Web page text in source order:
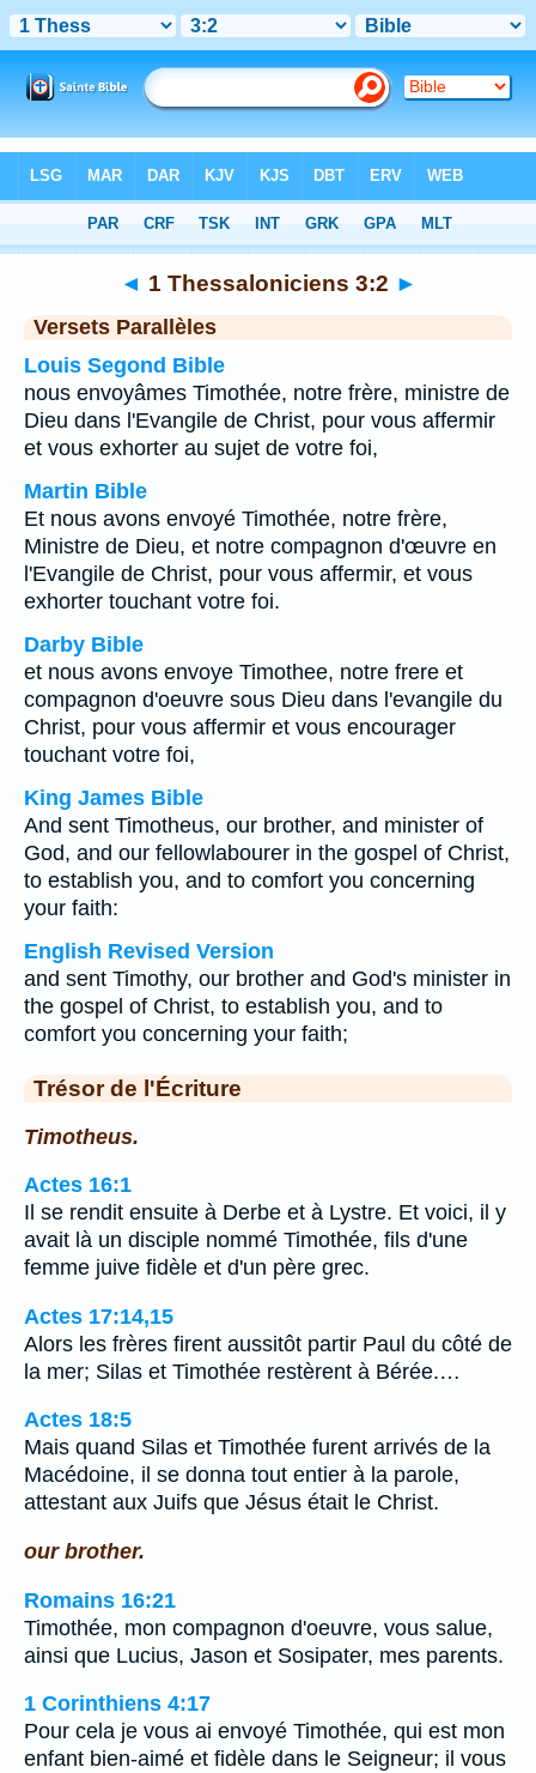
1 Thessaloniciens> Chapitre 3> Verset 2
◄ 1 Thessaloniciens 3:2 ►
Versets Parallèles
Louis Segond Bible
nous envoyâmes Timothée, notre frère, ministre de
Dieu dans l'Evangile de Christ, pour vous affermir
et vous exhorter au sujet de votre foi,
Martin Bible
Et nous avons envoyé Timothée, notre frère,
Ministre de Dieu, et notre compagnon d'œuvre en
l'Evangile de Christ, pour vous affermir, et vous
exhorter touchant votre foi.
Darby Bible
et nous avons envoye Timothee, notre frere et
compagnon d'oeuvre sous Dieu dans l'evangile du
Christ, pour vous affermir et vous encourager
touchant votre foi,
King James Bible
And sent Timotheus, our brother, and minister of
God, and our fellowlabourer in the gospel of Christ,
to establish you, and to comfort you concerning
your faith:
English Revised Version
and sent Timothy, our brother and God's minister in
the gospel of Christ, to establish you, and to
comfort you concerning your faith;
Trésor de l'Écriture
Timotheus.
Actes 16:1
Il se rendit ensuite à Derbe et à Lystre. Et voici, il y
avait là un disciple nommé Timothée, fils d'une
femme juive fidèle et d'un père grec.
Actes 17:14,15
Alors les frères firent aussitôt partir Paul du côté de
la mer; Silas et Timothée restèrent à Bérée.…
Actes 18:5
Mais quand Silas et Timothée furent arrivés de la
Macédoine, il se donna tout entier à la parole,
attestant aux Juifs que Jésus était le Christ.
our brother.
Romains 16:21
Timothée, mon compagnon d'oeuvre, vous salue,
ainsi que Lucius, Jason et Sosipater, mes parents.
1 Corinthiens 4:17
Pour cela je vous ai envoyé Timothée, qui est mon
enfant bien-aimé et fidèle dans le Seigneur; il vous